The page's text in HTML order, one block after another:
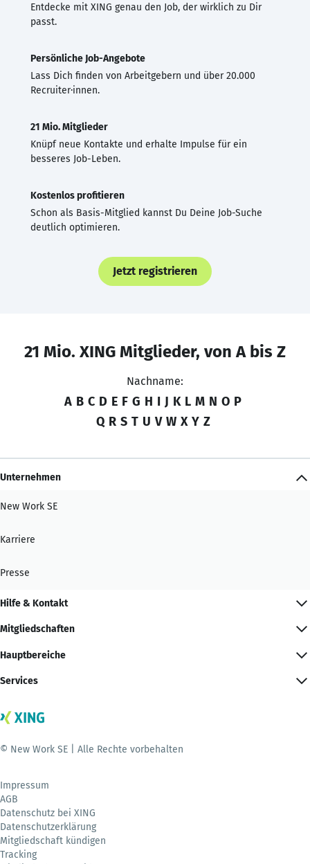
Entdecke mit XING genau den Job, der wirklich zu Dir
passt.
Persönliche Job-Angebote
Lass Dich finden von Arbeitgebern und über 20.000
Recruiter·innen.
21 Mio. Mitglieder
Knüpf neue Kontakte und erhalte Impulse für ein
besseres Job-Leben.
Kostenlos profitieren
Schon als Basis-Mitglied kannst Du Deine Job-Suche
deutlich optimieren.
Jetzt registrieren
21 Mio. XING Mitglieder, von A bis Z
Nachname:
A B C D E F G H I J K L M N O P
Q R S T U V W X Y Z
Unternehmen
New Work SE
Karriere
Presse
Hilfe & Kontakt
Mitgliedschaften
Hauptbereiche
Services
© New Work SE | Alle Rechte vorbehalten
Impressum
AGB
Datenschutz bei XING
Datenschutzerklärung
Mitgliedschaft kündigen
Tracking